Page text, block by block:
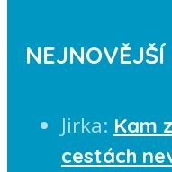
Jirka: Kam
cestách